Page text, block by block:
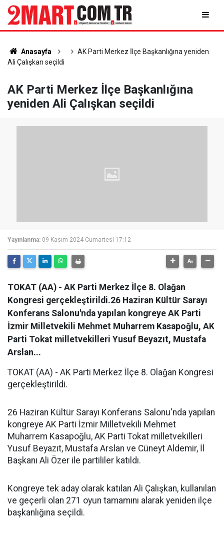
Anasayfa
AK Parti Merkez İlçe Başkanlığına yeniden
Ali Çalışkan seçildi
AK Parti Merkez İlçe Başkanlığına
yeniden Ali Çalışkan seçildi
Yayınlanma: 09 Kasım 2024 Cumartesi 17:12
TOKAT (AA) - AK Parti Merkez İlçe 8. Olağan
Kongresi gerçekleştirildi.26 Haziran Kültür Sarayı
Konferans Salonu'nda yapılan kongreye AK Parti
İzmir Milletvekili Mehmet Muharrem Kasapoğlu, AK
Parti Tokat milletvekilleri Yusuf Beyazıt, Mustafa
Arslan...
TOKAT (AA) - AK Parti Merkez İlçe 8. Olağan Kongresi
gerçekleştirildi.
26 Haziran Kültür Sarayı Konferans Salonu'nda yapılan
kongreye AK Parti İzmir Milletvekili Mehmet
Muharrem Kasapoğlu, AK Parti Tokat milletvekilleri
Yusuf Beyazıt, Mustafa Arslan ve Cüneyt Aldemir, İl
Başkanı Ali Özer ile partililer katıldı.
Kongreye tek aday olarak katılan Ali Çalışkan, kullanılan
ve geçerli olan 271 oyun tamamını alarak yeniden ilçe
başkanlığına seçildi.